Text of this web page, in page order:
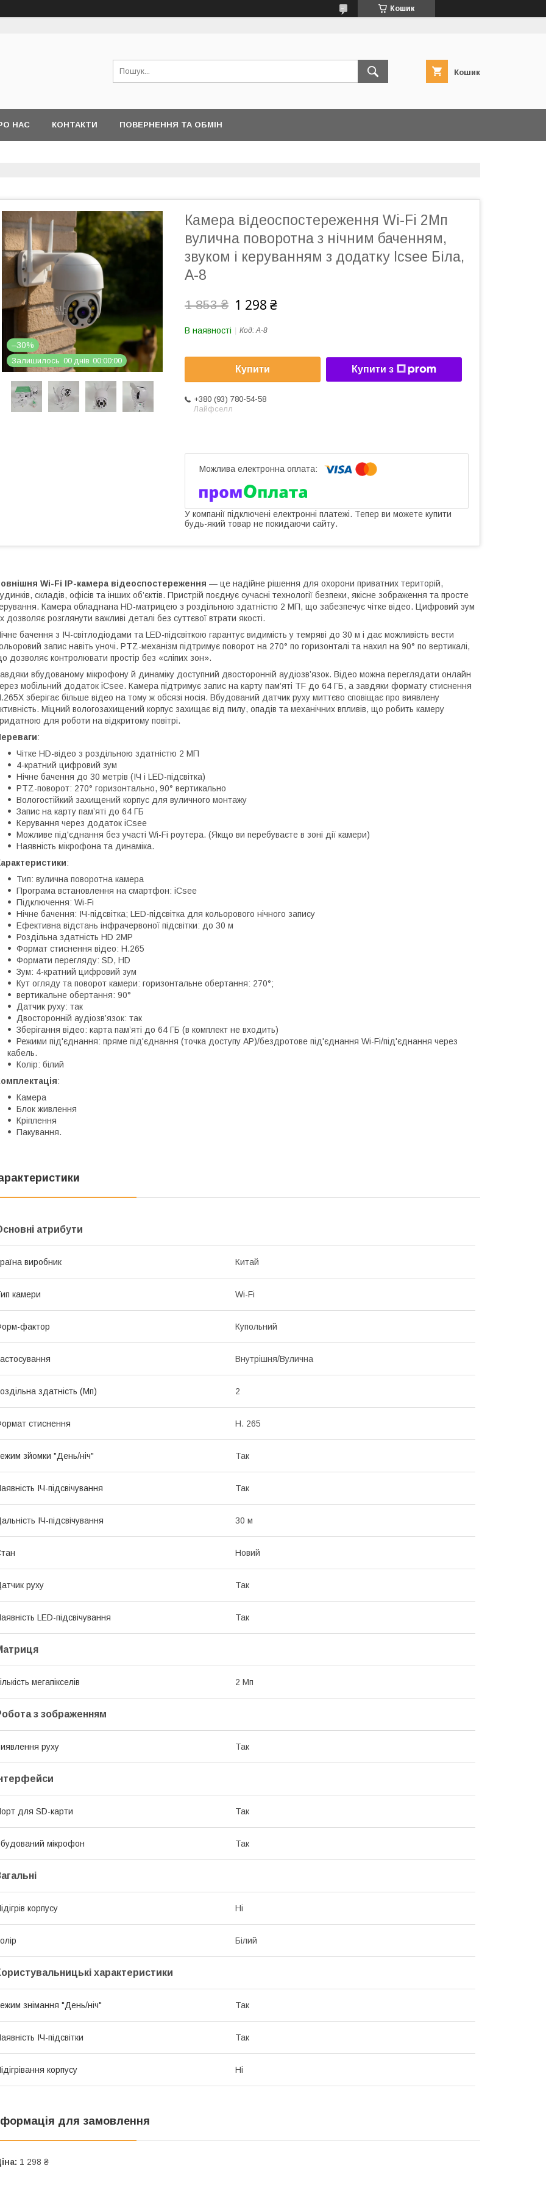
Кошик
Кошик
НАС КОНТАКТИ ПОВЕРНЕННЯ ТА ОБМІН
–30%
Залишилось 00 днів 00 00 00
Камера відеоспостереження Wi-Fi 2Мп
вулична поворотна з нічним баченням,
звуком і керуванням з додатку Icsee Біла,
A-8
1 853 ₴ 1 298 ₴
В наявності Код:A-8
Купити Купити з
+380 (93) 780-54-58
Лайфселл
У компанії підключені електронні платежі. Тепер ви можете купити
будь-який товар не покидаючи сайту.
Wi-Fi IP-камера відеоспостереження — це надійне рішення для охорони приватних територій,
складів, офісів та інших об’єктів. Пристрій поєднує сучасні технології безпеки, якісне зображення та просте
Камера обладнана HD-матрицею з роздільною здатністю 2 МП, що забезпечує чітке відео. Цифровий зум
дозволяє розглянути важливі деталі без суттєвої втрати якості.
бачення з ІЧ-світлодіодами та LED-підсвіткою гарантує видимість у темряві до 30 м і дає можливість вести
запис навіть уночі. PTZ-механізм підтримує поворот на 270° по горизонталі та нахил на 90° по вертикалі,
дозволяє контролювати простір без «сліпих зон».
вбудованому мікрофону й динаміку доступний двосторонній аудіозв’язок. Відео можна переглядати онлайн
мобільний додаток iCsee. Камера підтримує запис на карту пам’яті TF до 64 ГБ, а завдяки формату стиснення
зберігає більше відео на тому ж обсязі носія. Вбудований датчик руху миттєво сповіщає про виявлену
Міцний вологозахищений корпус захищає від пилу, опадів та механічних впливів, що робить камеру
для роботи на відкритому повітрі.
:
Чітке HD-відео з роздільною здатністю 2 МП
4-кратний цифровий зум
Нічне бачення до 30 метрів (ІЧ і LED-підсвітка)
PTZ-поворот: 270° горизонтально, 90° вертикально
Вологостійкий захищений корпус для вуличного монтажу
Запис на карту пам’яті до 64 ГБ
Керування через додаток iCsee
Можливе під'єднання без участі Wi-Fi роутера. (Якщо ви перебуваєте в зоні дії камери)
Наявність мікрофона та динаміка.
:
Тип: вулична поворотна камера
Програма встановлення на смартфон: iCsee
Підключення: Wi-Fi
Нічне бачення: ІЧ-підсвітка; LED-підсвітка для кольорового нічного запису
Ефективна відстань інфрачервоної підсвітки: до 30 м
Роздільна здатність HD 2MP
Формат стиснення відео: H.265
Формати перегляду: SD, HD
Зум: 4-кратний цифровий зум
Кут огляду та поворот камери: горизонтальне обертання: 270°;
вертикальне обертання: 90°
Датчик руху: так
Двосторонній аудіозв’язок: так
Зберігання відео: карта пам’яті до 64 ГБ (в комплект не входить)
Режими під'єднання: пряме під'єднання (точка доступу AP)/бездротове під'єднання Wi-Fi/під'єднання через
кабель.
Колір: білий
:
Камера
Блок живлення
Кріплення
Пакування.
атрибути
виробник Китай
камери Wi-Fi
фактор Купольний
Внутрішня/Вулична
здатність (Мп) 2
стиснення H. 265
зйомки "День/ніч" Так
ІЧ-підсвічування Так
ІЧ-підсвічування 30 м
Новий
руху Так
LED-підсвічування Так
мегапікселів 2 Мп
з зображенням
руху Так
для SD-карти Так
мікрофон Так
корпусу Ні
Білий
характеристики
знімання "День/ніч" Так
ІЧ-підсвітки Так
корпусу Ні
для замовлення
1 298 ₴